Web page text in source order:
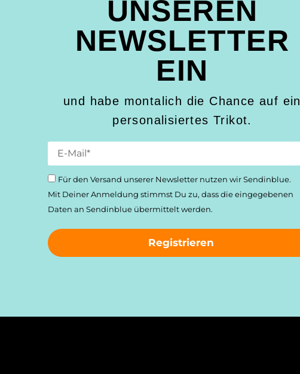
UNSEREN
NEWSLETTER
EIN
und habe montalich die Chance auf ein
personalisiertes Trikot.
Für den Versand unserer Newsletter nutzen wir Sendinblue.
Mit Deiner Anmeldung stimmst Du zu, dass die einge­gebenen
Daten an Sendinblue übermittelt werden.
Registrieren